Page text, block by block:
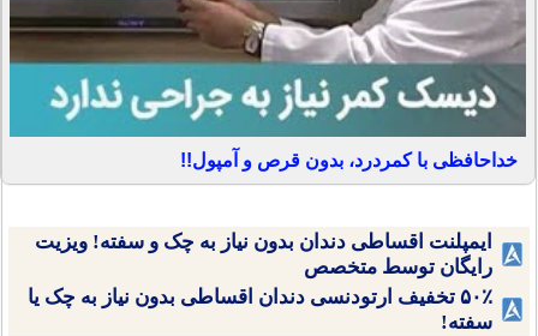
خداحافظی با کمردرد، بدون قرص و آمپول!!
ایمپلنت اقساطی دندان بدون نیاز به چک و سفته! ویزیت
رایگان توسط متخصص
۵۰٪ تخفیف ارتودنسی دندان اقساطی بدون نیاز به چک یا
سفته!